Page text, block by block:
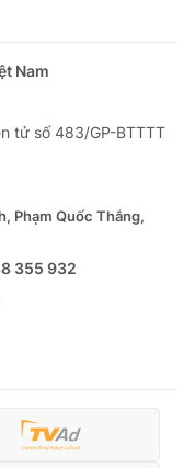
Nam
tử số 483/GP-BTTTT
Phạm Quốc Thắng,
355 932